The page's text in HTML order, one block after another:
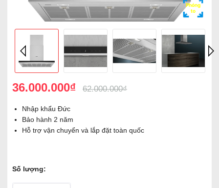
Phóng
to
36.000.000₫ 62.000.000₫
Nhập khẩu Đức
Bảo hành 2 năm
Hỗ trợ vận chuyển và lắp đặt toàn quốc
Số lượng: